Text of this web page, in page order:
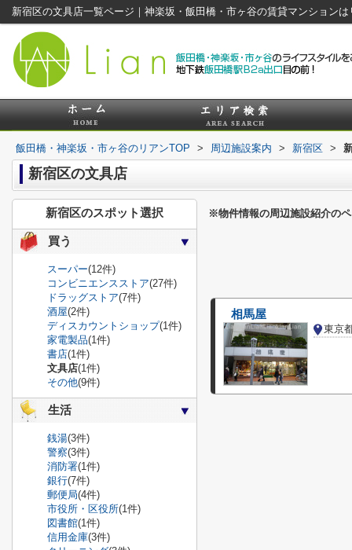
新宿区の文具店一覧ページ｜神楽坂・飯田橋・市ヶ谷の賃貸マンションは
飯田橋・神楽坂・市ヶ谷のリアンTOP > 周辺施設案内 > 新宿区 >
新宿区の文具店
※物件情報の周辺施設紹介の
相馬屋
東京
新宿区のスポット選択
買う
スーパー(12件)
コンビニエンスストア(27件)
ドラッグストア(7件)
酒屋(2件)
ディスカウントショップ(1件)
家電製品(1件)
書店(1件)
文具店(1件)
その他(9件)
生活
銭湯(3件)
警察(3件)
消防署(1件)
銀行(7件)
郵便局(4件)
市役所・区役所(1件)
図書館(1件)
信用金庫(3件)